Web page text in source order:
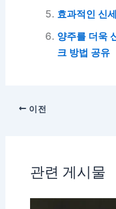
효과적인 신
양주를 더욱
크 방법 공유
이전
관련 게시물